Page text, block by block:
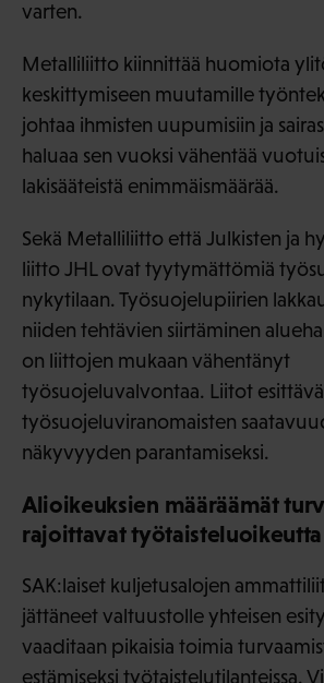
varten.
Metalliliitto kiinnittää huomiota
keskittymiseen muutamille
johtaa ihmisten uupumisiin ja
haluaa sen vuoksi vähentää
lakisääteistä enimmäismäärää.
Sekä Metalliliitto että Julkisten ja
liitto JHL ovat tyytymättömiä
nykytilaan. Työsuojelupiirien
niiden tehtävien siirtäminen
on liittojen mukaan vähentänyt
työsuojeluvalvontaa. Liitot
työsuojeluviranomaisten
näkyvyyden parantamiseksi.
Alioikeuksien määräämät
rajoittavat työtaisteluoikeutta
SAK:laiset kuljetusalojen
jättäneet valtuustolle yhteisen
vaaditaan pikaisia toimia
estämiseksi työtaistelutilanteissa.